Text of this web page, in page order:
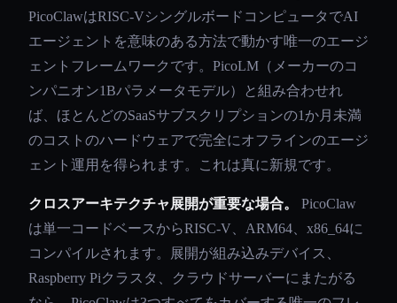
PicoClawはRISC-VシングルボードコンピュータでAI
エージェントを意味のある方法で動かす唯一のエージ
ェントフレームワークです。PicoLM（メーカーのコ
ンパニオン1Bパラメータモデル）と組み合わせれ
ば、ほとんどのSaaSサブスクリプションの1か月未満
のコストのハードウェアで完全にオフラインのエージ
ェント運用を得られます。これは真に新規です。
クロスアーキテクチャ展開が重要な場合。
PicoClaw
は単一コードベースからRISC-V、ARM64、x86_64に
コンパイルされます。展開が組み込みデバイス、
Raspberry Piクラスタ、クラウドサーバーにまたがる